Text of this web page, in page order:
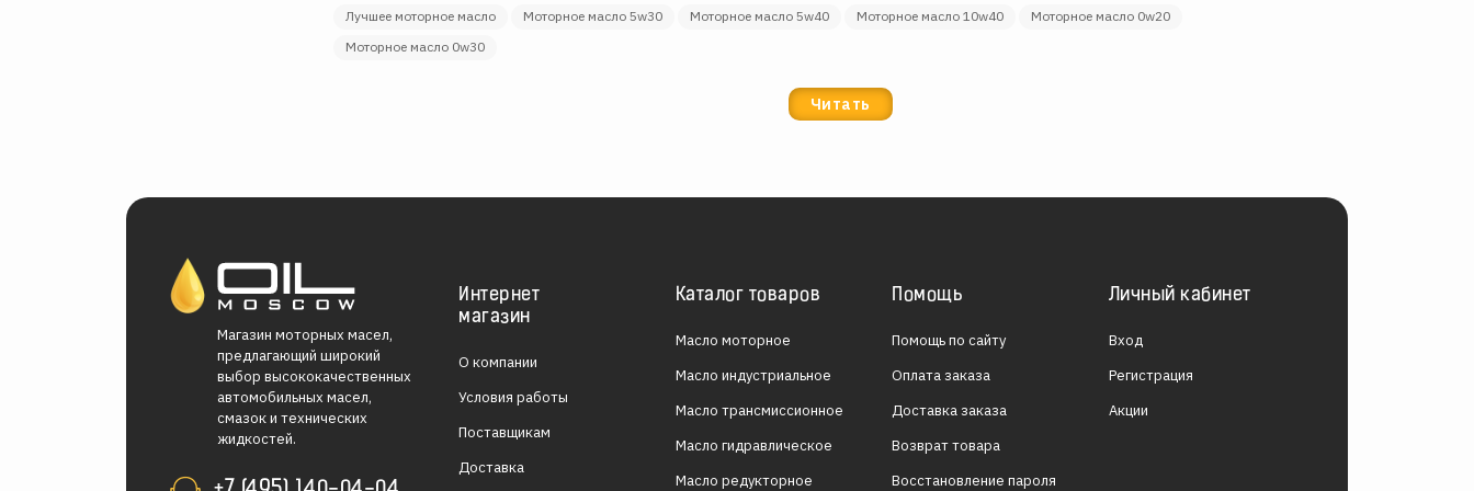
лучшее моторное масло моторное масло 5w30 моторное масло 5w40 моторное масло 10w40
моторное масло 0w20
моторное масло 0w30
Читать
Магазин моторных масел,
предлагающий широкий
выбор высококачественных
автомобильных масел,
смазок и технических
жидкостей.
Интернет
магазин
О компании
Условия работы
Поставщикам
Доставка
Каталог товаров
Масло моторное
Масло индустриальное
Масло трансмиссионное
Масло гидравлическое
Масло редукторное
Помощь
Помощь по сайту
Оплата заказа
Доставка заказа
Возврат товара
Восстановление пароля
Личный кабинет
Вход
Регистрация
Акции